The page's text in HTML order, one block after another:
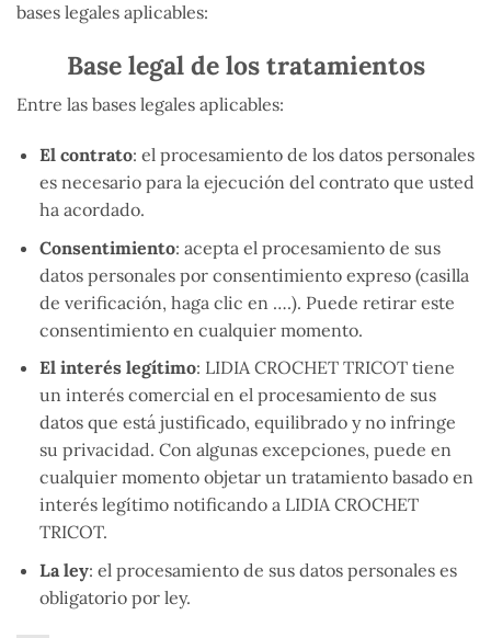
bases legales aplicables:
Base legal de los tratamientos
Entre las bases legales aplicables:
El contrato: el procesamiento de los datos personales
es necesario para la ejecución del contrato que usted
ha acordado.
Consentimiento: acepta el procesamiento de sus
datos personales por consentimiento expreso (casilla
de verificación, haga clic en ….). Puede retirar este
consentimiento en cualquier momento.
El interés legítimo: LIDIA CROCHET TRICOT tiene
un interés comercial en el procesamiento de sus
datos que está justificado, equilibrado y no infringe
su privacidad. Con algunas excepciones, puede en
cualquier momento objetar un tratamiento basado en
interés legítimo notificando a LIDIA CROCHET
TRICOT.
La ley: el procesamiento de sus datos personales es
obligatorio por ley.